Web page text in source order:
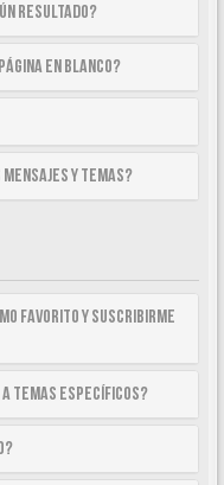
resultado?
en blanco?
y temas?
Favorito y suscribirme
temas específicos?